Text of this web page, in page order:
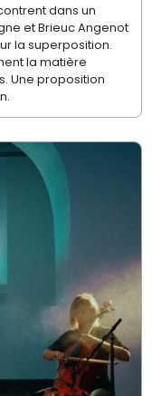
dans un
et Brieuc Angenot
la superposition.
la matière
Une proposition